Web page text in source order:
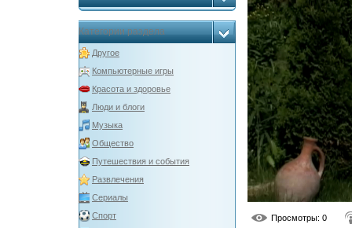
Категории раздела
Другое
Компьютерные игры
Красота и здоровье
Люди и блоги
Музыка
Общество
Путешествия и события
Развлечения
Сериалы
Спорт
Просмотры: 0